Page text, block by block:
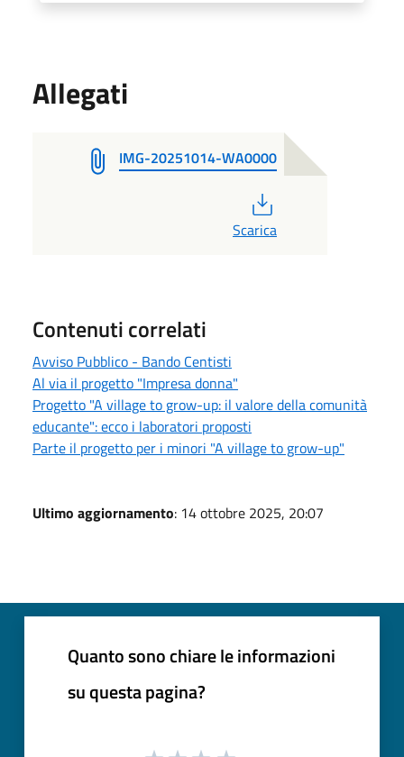
Allegati
IMG-20251014-WA0000
Scarica
Contenuti correlati
Avviso Pubblico - Bando Centisti
Al via il progetto "Impresa donna"
Progetto "A village to grow-up: il valore della comunità
educante": ecco i laboratori proposti
Parte il progetto per i minori "A village to grow-up"
Ultimo aggiornamento: 14 ottobre 2025, 20:07
Quanto sono chiare le informazioni
su questa pagina?